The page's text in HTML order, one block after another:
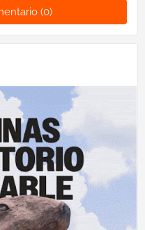
(0)